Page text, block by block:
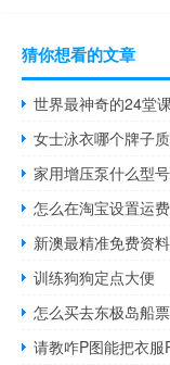
猜你想看的文章
世界最神奇的24堂
女士泳衣哪个牌子
家用增压泵什么型
怎么在淘宝设置运
新澳最精准免费资
训练狗狗定点大便
怎么买去东极岛船票
请教咋P图能把衣